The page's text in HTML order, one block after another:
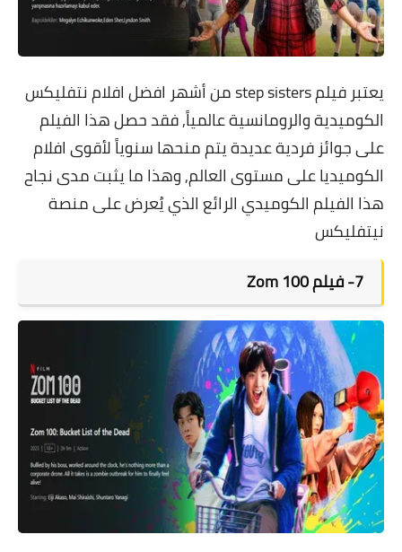
يعتبرفيلم step sisters
من أشهر افضل افلام نتفليكس
الكوميدية والرومانسية عالمياً, فقد حصل هذا الفيلم
على جوائز فردية عديدة يتم منحها سنوياً لأقوى افلام
الكوميديا على مستوى العالم, وهذا ما يثبت مدى نجاح
هذا الفيلم الكوميدي الرائع الذي يُعرض على منصة
نيتفليكس
7- فيلم Zom 100